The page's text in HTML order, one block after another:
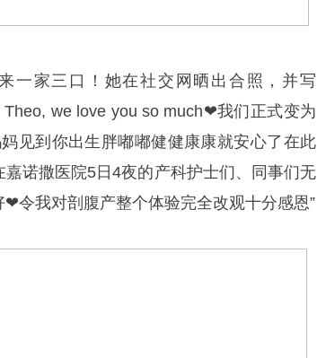
一家三口！她在社交网晒出合照，并写
we love you so much❤我们正式变为
见到你出生胖嘟嘟健健康康就安心了在此
诺撒医院5日4夜的产科护士们、同事们无
令我对剖腹产整个体验完全改观十分感恩”